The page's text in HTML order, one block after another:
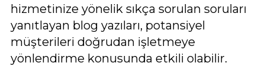
hizmetinize yönelik sıkça sorulan soruları
yanıtlayan blog yazıları, potansiyel
müşterileri doğrudan işletmeye
yönlendirme konusunda etkili olabilir.